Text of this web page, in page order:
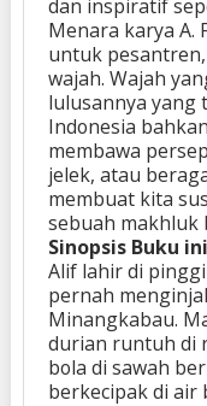
dan inspiratif
Menara karya A.
untuk
wajah. Wajah
lulusannya yang
Indonesia
membawa
jelek, atau
membuat kita
sebuah makhluk
Sinopsis Buku
Alif lahir di
pernah
Minangkabau.
durian runtuh di
bola di sawah
berkecipak di air